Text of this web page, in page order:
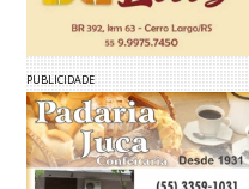
PUBLICIDADE